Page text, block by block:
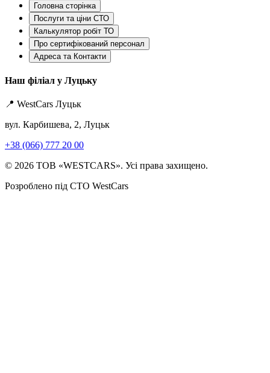
Головна сторінка
Послуги та ціни СТО
Калькулятор робіт ТО
Про сертифікований персонал
Адреса та Контакти
Наш філіал у Луцьку
📍 WestCars Луцьк
вул. Карбишева, 2, Луцьк
+38 (066) 777 20 00
© 2026 ТОВ «WESTCARS». Усі права захищено.
Розроблено під СТО WestCars